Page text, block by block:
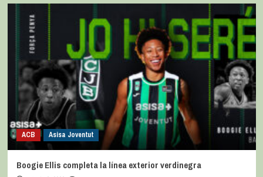
ACB Asisa Joventut
Boogie Ellis completa la línea exterior verdinegra